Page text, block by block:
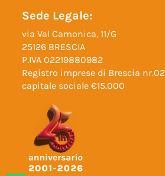
Sede Legale:
via Val Camonica, 11/G
25126 BRESCIA
P.IVA 02219880982
Registro imprese di Brescia
capitale sociale €15.000